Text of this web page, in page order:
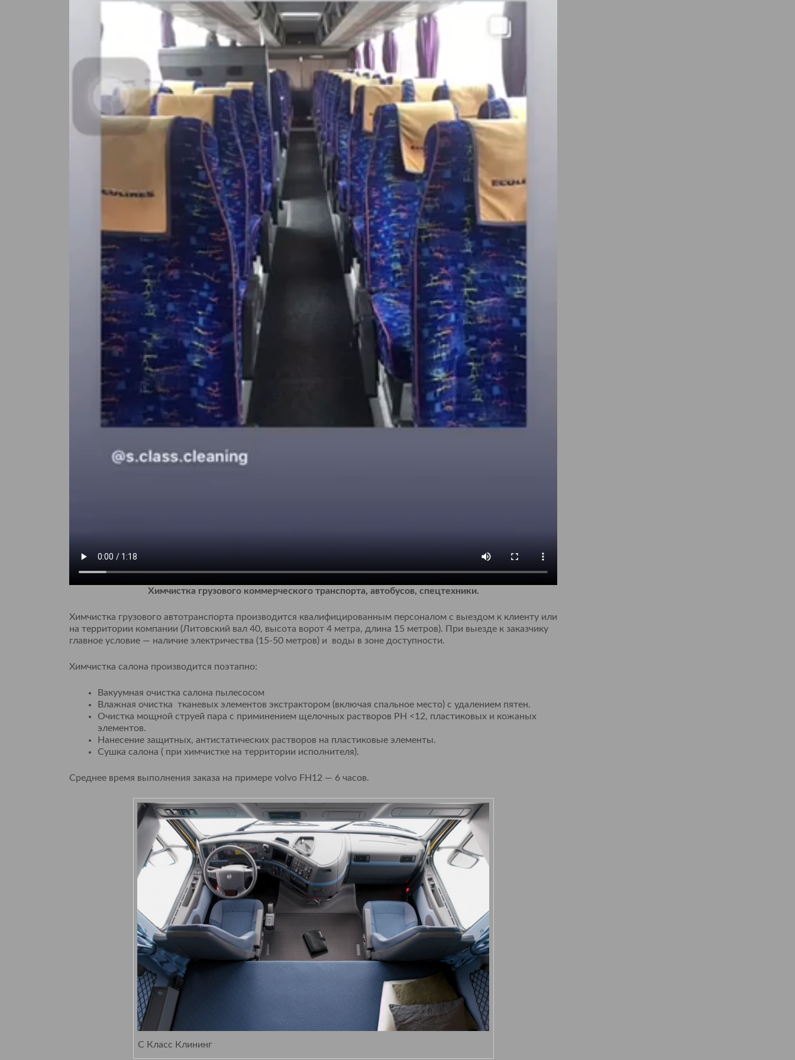
Химчистка грузового коммерческого транспорта, автобусов, спецтехники.
Химчистка грузового автотранспорта производится квалифицированным персоналом с выездом к клиенту или
на территории компании (Литовский вал 40, высота ворот 4 метра, длина 15 метров). При выезде к заказчику
главное условие — наличие электричества (15-50 метров) и воды в зоне доступности.
Химчистка салона производится поэтапно:
Вакуумная очистка салона пылесосом
Влажная очистка тканевых элементов экстрактором (включая спальное место) с удалением пятен.
Очистка мощной струей пара с приминением щелочных растворов PH <12, пластиковых и кожаных
элементов.
Нанесение защитных, антистатических растворов на пластиковые элементы.
Сушка салона ( при химчистке на территории исполнителя).
Среднее время выполнения заказа на примере volvo FH12 — 6 часов.
С Класс Клининг